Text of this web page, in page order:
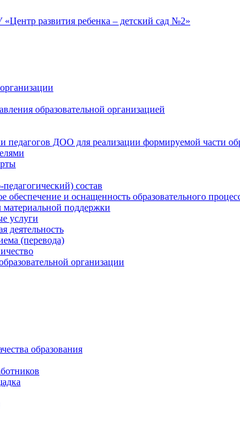
развития ребенка – детский сад №2»
образовательной организацией
педагогов ДОО для реализации формируемой части
состав
обеспечение и оснащенность образовательного
поддержки
услуги
деятельность
(перевода)
организации
образования